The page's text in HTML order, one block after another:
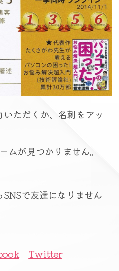
ただくか、名刺をアッ
ムが見つかりません。
で友達になりません
Twitter